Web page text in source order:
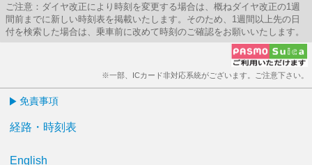
ご注意：ダイヤ改正により時刻を変更する場合は、概ねダイヤ改正の1週
間前までに新しい時刻表を掲載いたします。そのため、1週間以上先の日
付を検索した場合は、乗車前に改めて時刻のご確認をお願いいたします。
※一部、ICカード非対応系統がございます。ご注意下さい。
免責事項
経路・時刻表
English